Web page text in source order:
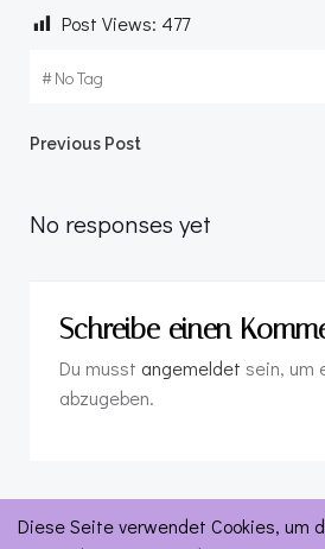
Post Views: 477
#No Tag
Post
navigation
Previous Post
No responses yet
Schreibe einen
Du musst angemeldet sein, um
abzugeben.
Diese Seite verwendet Cookies, um